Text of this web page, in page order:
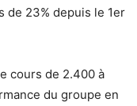
de 23% depuis le 1er
cours de 2.400 à
du groupe en